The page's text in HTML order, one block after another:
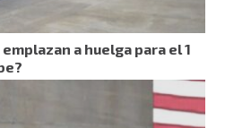
a huelga para el 1